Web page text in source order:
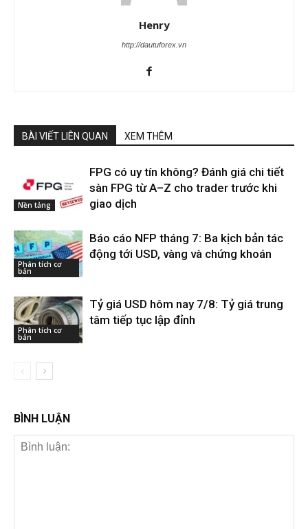
Henry
http://dautuforex.vn
BÀI VIẾT LIÊN QUAN XEM THÊM
Nền tảng
FPG có uy tín không? Đánh giá chi tiết
sàn FPG từ A–Z cho trader trước khi
giao dịch
Phân tích cơ
bản
Báo cáo NFP tháng 7: Ba kịch bản tác
động tới USD, vàng và chứng khoán
Phân tích cơ
bản
Tỷ giá USD hôm nay 7/8: Tỷ giá trung
tâm tiếp tục lập đỉnh
BÌNH LUẬN